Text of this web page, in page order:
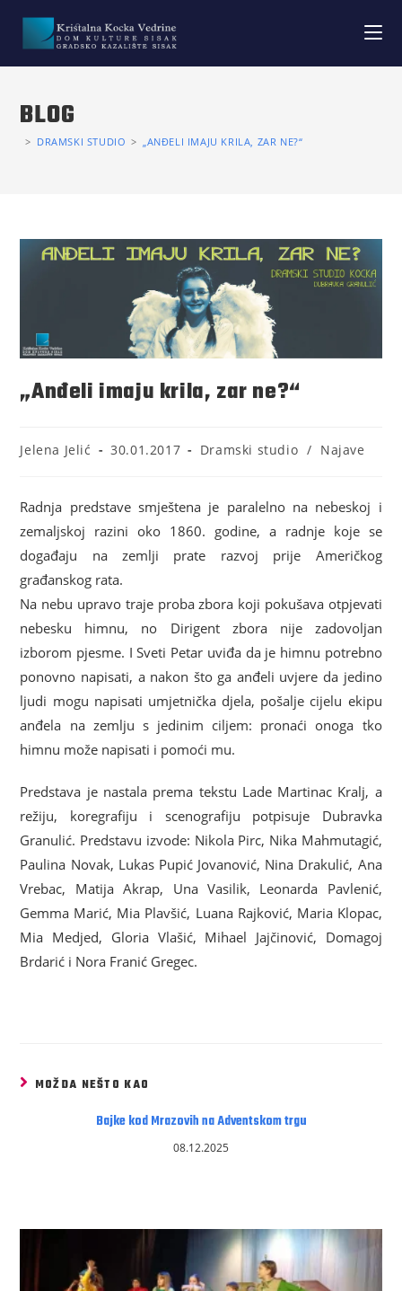
BLOG
> DRAMSKI STUDIO > „ANĐELI IMAJU KRILA, ZAR NE?“
„Anđeli imaju krila, zar ne?“
Jelena Jelić 30.01.2017 Dramski studio / Najave
Radnja predstave smještena je paralelno na nebeskoj i
zemaljskoj razini oko 1860. godine, a radnje koje se
događaju na zemlji prate razvoj prije Američkog
građanskog rata.
Na nebu upravo traje proba zbora koji pokušava otpjevati
nebesku himnu, no Dirigent zbora nije zadovoljan
izborom pjesme. I Sveti Petar uviđa da je himnu potrebno
ponovno napisati, a nakon što ga anđeli uvjere da jedino
ljudi mogu napisati umjetnička djela, pošalje cijelu ekipu
anđela na zemlju s jedinim ciljem: pronaći onoga tko
himnu može napisati i pomoći mu.
Predstava je nastala prema tekstu Lade Martinac Kralj, a
režiju, koregrafiju i scenografiju potpisuje Dubravka
Granulić. Predstavu izvode: Nikola Pirc, Nika Mahmutagić,
Paulina Novak, Lukas Pupić Jovanović, Nina Drakulić, Ana
Vrebac, Matija Akrap, Una Vasilik, Leonarda Pavlenić,
Gemma Marić, Mia Plavšić, Luana Rajković, Maria Klopac,
Mia Medjed, Gloria Vlašić, Mihael Jajčinović, Domagoj
Brdarić i Nora Franić Gregec.
MOŽDA NEŠTO KAO
Bajke kod Mrazovih na Adventskom trgu
08.12.2025